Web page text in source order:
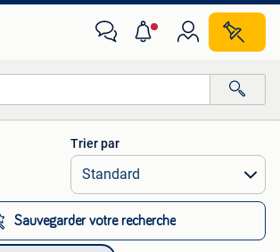
Toutes les distances…
Trier par
Sauvegarder votre recherche